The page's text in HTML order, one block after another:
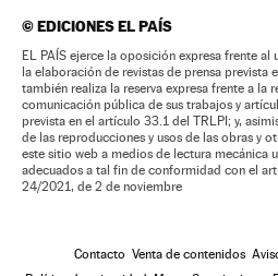
©EDICIONES EL PAÍS
EL PAÍS ejerce la oposición expresa frente al
la elaboración de revistas de prensa prevista
también realiza la reserva expresa frente a la
comunicación pública de sus trabajos y
prevista en el artículo 33.1 del TRLPI; y,
de las reproducciones y usos de las obras y
este sitio web a medios de lectura mecánica
adecuados a tal fin de conformidad con el
24/2021, de 2 de noviembre
Contacto Venta de contenidos